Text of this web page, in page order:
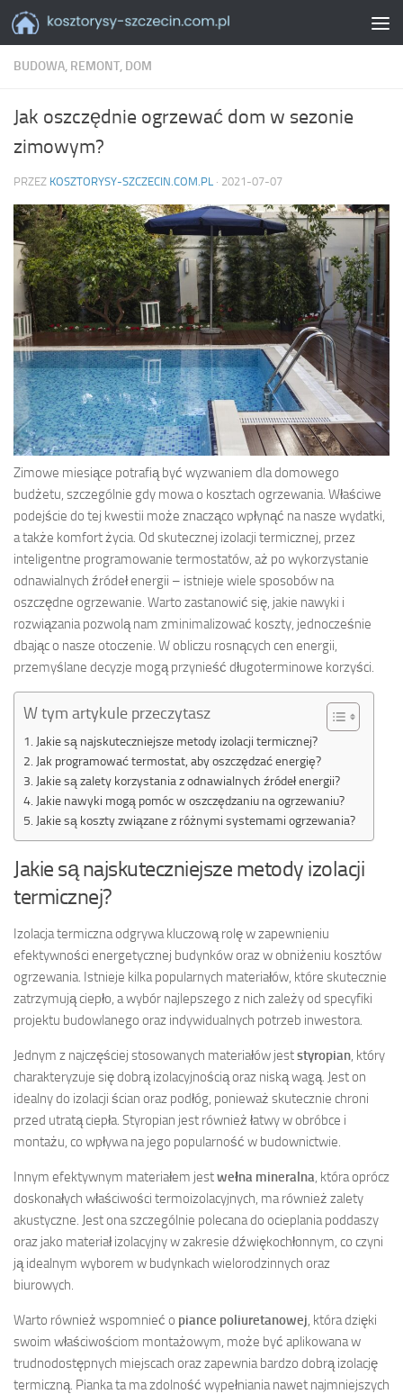
Skip to content
BUDOWA, REMONT, DOM
Jak oszczędnie ogrzewać dom w sezonie
zimowym?
PRZEZ KOSZTORYSY-SZCZECIN.COM.PL · 2021-07-07
Zimowe miesiące potrafią być wyzwaniem dla domowego
budżetu, szczególnie gdy mowa o kosztach ogrzewania. Właściwe
podejście do tej kwestii może znacząco wpłynąć na nasze wydatki,
a także komfort życia. Od skutecznej izolacji termicznej, przez
inteligentne programowanie termostatów, aż po wykorzystanie
odnawialnych źródeł energii – istnieje wiele sposobów na
oszczędne ogrzewanie. Warto zastanowić się, jakie nawyki i
rozwiązania pozwolą nam zminimalizować koszty, jednocześnie
dbając o nasze otoczenie. W obliczu rosnących cen energii,
przemyślane decyzje mogą przynieść długoterminowe korzyści.
W tym artykule przeczytasz
Jakie są najskuteczniejsze metody izolacji termicznej?
Jak programować termostat, aby oszczędzać energię?
Jakie są zalety korzystania z odnawialnych źródeł energii?
Jakie nawyki mogą pomóc w oszczędzaniu na ogrzewaniu?
Jakie są koszty związane z różnymi systemami ogrzewania?
Jakie są najskuteczniejsze metody izolacji
termicznej?
Izolacja termiczna odgrywa kluczową rolę w zapewnieniu
efektywności energetycznej budynków oraz w obniżeniu kosztów
ogrzewania. Istnieje kilka popularnych materiałów, które skutecznie
zatrzymują ciepło, a wybór najlepszego z nich zależy od specyfiki
projektu budowlanego oraz indywidualnych potrzeb inwestora.
Jednym z najczęściej stosowanych materiałów jeststyropian, który
charakteryzuje się dobrą izolacyjnością oraz niską wagą. Jest on
idealny do izolacji ścian oraz podłóg, ponieważ skutecznie chroni
przed utratą ciepła. Styropian jest również łatwy w obróbce i
montażu, co wpływa na jego popularność w budownictwie.
Innym efektywnym materiałem jestwełna mineralna, która oprócz
doskonałych właściwości termoizolacyjnych, ma również zalety
akustyczne. Jest ona szczególnie polecana do ocieplania poddaszy
oraz jako materiał izolacyjny w zakresie dźwiękochłonnym, co czyni
ją idealnym wyborem w budynkach wielorodzinnych oraz
biurowych.
Warto również wspomnieć o piance poliuretanowej, która dzięki
swoim właściwościom montażowym, może być aplikowana w
trudnodostępnych miejscach oraz zapewnia bardzo dobrą izolację
termiczną. Pianka ta ma zdolność wypełniania nawet najmniejszych